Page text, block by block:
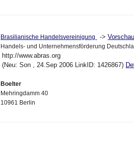
Brasilianische Handelsvereinigung ->Vorschau
Handels- und Unternehmensförderung
http://www.abras.org
(Neu: Son , 24.Sep 2006 LinkID: 1426867)
Boelter
Mehringdamm 40
10961 Berlin